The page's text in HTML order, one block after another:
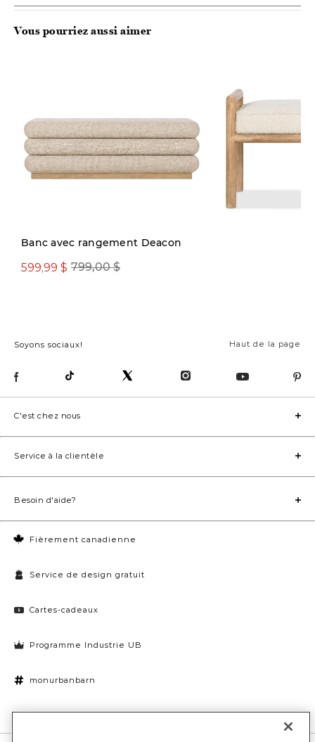
Vous pourriez aussi aimer
Banc avec rangement Deacon
799,00 $
599,99 $
Haut de la page
Soyons sociaux!
Fièrement canadienne
Service de design gratuit
Cartes-cadeaux
Programme Industrie UB
monurbanbarn
Paramètres des témoins
C'est chez nous
Service à la clientèle
Besoin d'aide?